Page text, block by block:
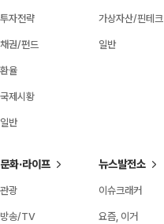
투자전략
채권/펀드
환율
국제시황
일반
가상자산/핀테크
일반
문화·라이프
관광
방송/TV
뉴스발전소
이슈크래커
요즘, 이거